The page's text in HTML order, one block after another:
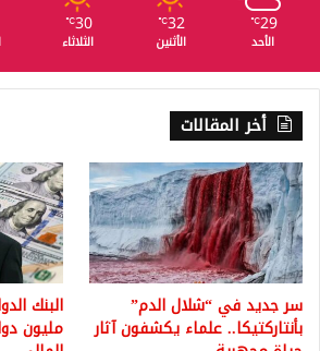
29
℃
الأحد
32
℃
الأثنين
30
℃
الثلاثاء
أخر المقالات
سر جديد في “شلال الدم”
بأنتاركتيكا.. علماء يكشفون آثار مليون